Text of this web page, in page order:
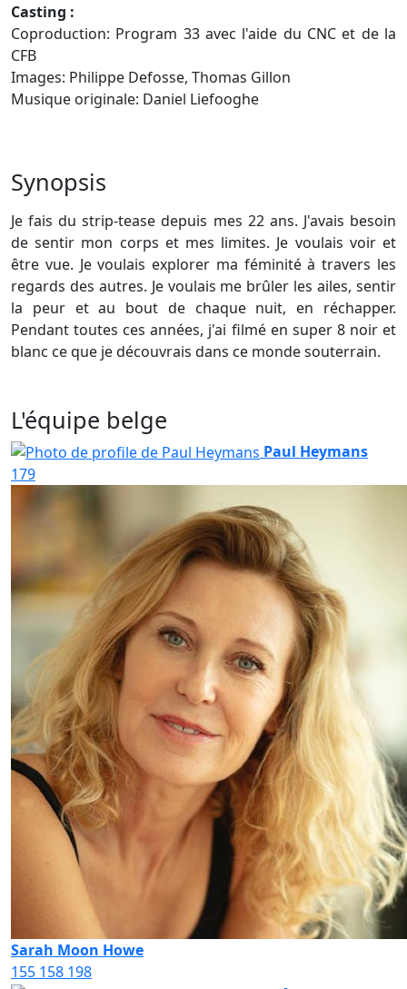
Casting :
Coproduction: Program 33 avec l'aide du CNC et de la
CFB
Images: Philippe Defosse, Thomas Gillon
Musique originale: Daniel Liefooghe
Synopsis
Je fais du strip-tease depuis mes 22 ans. J'avais besoin
de sentir mon corps et mes limites. Je voulais voir et
être vue. Je voulais explorer ma féminité à travers les
regards des autres. Je voulais me brûler les ailes, sentir
la peur et au bout de chaque nuit, en réchapper.
Pendant toutes ces années, j'ai filmé en super 8 noir et
blanc ce que je découvrais dans ce monde souterrain.
L'équipe belge
Paul Heymans
179
Sarah Moon Howe
155 158 198